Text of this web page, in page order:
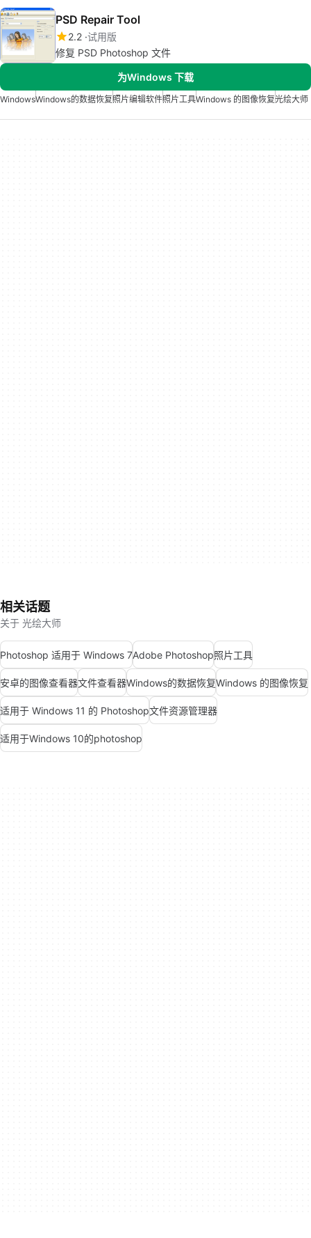
PSD Repair Tool
2.2 试用版
修复 PSD Photoshop 文件
为Windows 下载
WindowsWindows的数据恢复照片编辑软件照片工具Windows 的图像恢复光绘大师
相关话题
关于 光绘大师
Photoshop 适用于 Windows 7Adobe Photoshop照片工具
安卓的图像查看器文件查看器Windows的数据恢复Windows 的图像恢复
适用于 Windows 11 的 Photoshop文件资源管理器
适用于Windows 10的photoshop